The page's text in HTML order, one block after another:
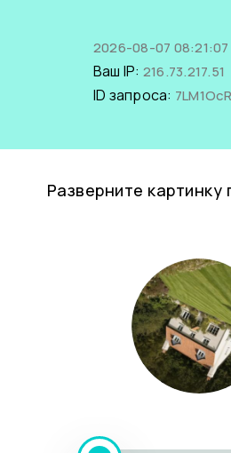
2026-08-07
Ваш IP: 216.73.217.51
ID запроса:
Разверните картинку